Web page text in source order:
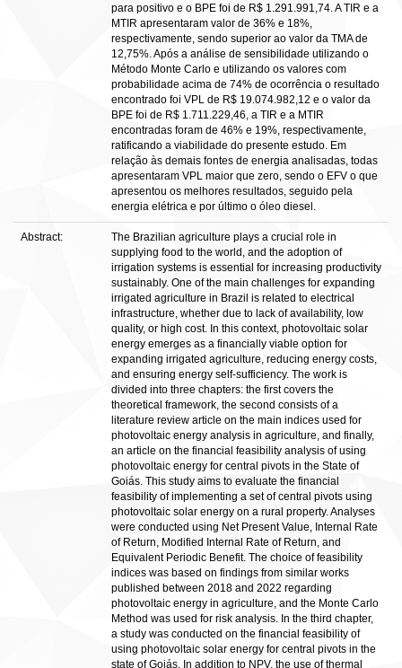
para positivo e o BPE foi de R$ 1.291.991,74. A TIR e a
MTIR apresentaram valor de 36% e 18%,
respectivamente, sendo superior ao valor da TMA de
12,75%. Após a análise de sensibilidade utilizando o
Método Monte Carlo e utilizando os valores com
probabilidade acima de 74% de ocorrência o resultado
encontrado foi VPL de R$ 19.074.982,12 e o valor da
BPE foi de R$ 1.711.229,46, a TIR e a MTIR
encontradas foram de 46% e 19%, respectivamente,
ratificando a viabilidade do presente estudo. Em
relação às demais fontes de energia analisadas, todas
apresentaram VPL maior que zero, sendo o EFV o que
apresentou os melhores resultados, seguido pela
energia elétrica e por último o óleo diesel.
Abstract:
The Brazilian agriculture plays a crucial role in
supplying food to the world, and the adoption of
irrigation systems is essential for increasing productivity
sustainably. One of the main challenges for expanding
irrigated agriculture in Brazil is related to electrical
infrastructure, whether due to lack of availability, low
quality, or high cost. In this context, photovoltaic solar
energy emerges as a financially viable option for
expanding irrigated agriculture, reducing energy costs,
and ensuring energy self-sufficiency. The work is
divided into three chapters: the first covers the
theoretical framework, the second consists of a
literature review article on the main indices used for
photovoltaic energy analysis in agriculture, and finally,
an article on the financial feasibility analysis of using
photovoltaic energy for central pivots in the State of
Goiás. This study aims to evaluate the financial
feasibility of implementing a set of central pivots using
photovoltaic solar energy on a rural property. Analyses
were conducted using Net Present Value, Internal Rate
of Return, Modified Internal Rate of Return, and
Equivalent Periodic Benefit. The choice of feasibility
indices was based on findings from similar works
published between 2018 and 2022 regarding
photovoltaic energy in agriculture, and the Monte Carlo
Method was used for risk analysis. In the third chapter,
a study was conducted on the financial feasibility of
using photovoltaic solar energy for central pivots in the
state of Goiás. In addition to NPV, the use of thermal